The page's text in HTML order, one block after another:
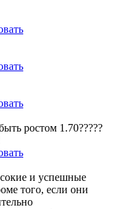
ростом 1.70?????
и успешные
того, если они